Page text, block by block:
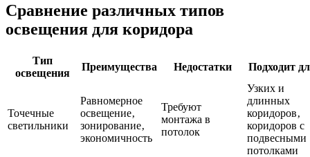
Сравнение различных типов
освещения для коридора
Тип
освещения
Преимущества Недостатки Подходит
Точечные
светильники
Равномерное
освещение‚
зонирование‚
экономичность
Требуют
монтажа в
потолок
Узких и
длинных
коридоров‚
коридоров с
подвесными
потолками